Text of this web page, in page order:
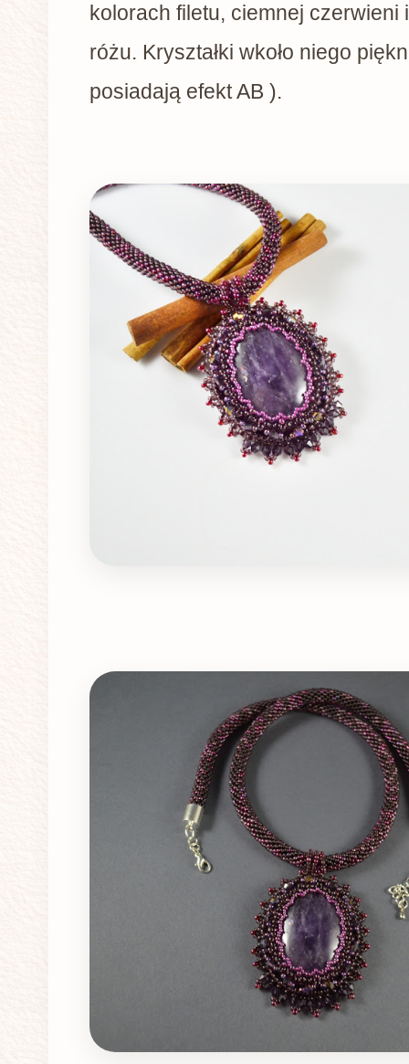
kolorach filetu, ciemnej czerwieni
różu. Kryształki wkoło niego
posiadają efekt AB ).